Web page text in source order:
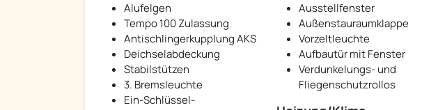
Alufelgen
Tempo 100 Zulassung
Antischlingerkupplung AKS
Deichselabdeckung
Stabilstützen
3. Bremsleuchte
Ein-Schlüssel-
Ausstellfenster
Außenstauraumklappe
Vorzeltleuchte
Aufbautür mit Fenster
Verdunkelungs- und
Fliegenschutzrollos